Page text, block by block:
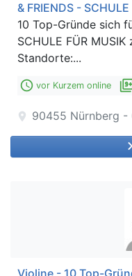
& FRIENDS -
10 Top-Gründe sich
SCHULE FÜR
Standorte:...
access_time vor Kurzem online
location_on 90455 Nürnberg -